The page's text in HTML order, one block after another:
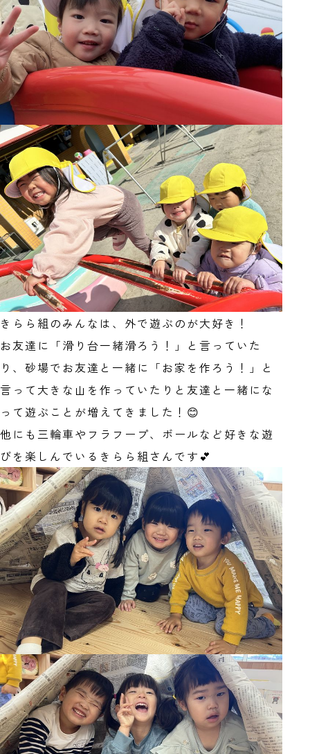
きらら組のみんなは、外で遊ぶのが大好き！
お友達に「滑り台一緒滑ろう！」と言っていた
り、砂場でお友達と一緒に「お家を作ろう！」と
言って大きな山を作っていたりと友達と一緒にな
って遊ぶことが増えてきました！😊
他にも三輪車やフラフープ、ボールなど好きな遊
びを楽しんでいるきらら組さんです💕